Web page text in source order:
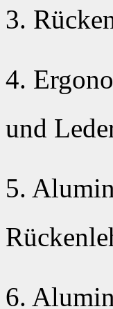
3.
4.
und
5.
6.